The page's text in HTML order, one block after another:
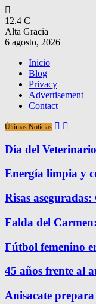
12.4 C
Alta Gracia
6 agosto, 2026
Inicio
Blog
Privacy
Advertisement
Contact
Últimas Noticias
Día del
Energía limpia y
Risas
Falda del
Fútbol femenino
45 años frente al
Anisacate